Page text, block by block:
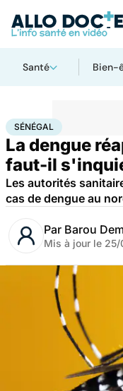
Santé Bien-
AccueilSanté
SÉNÉGAL
La dengue
faut-il
Les autorités
cas de dengue au
Par Barou
Mis à jour le 25/